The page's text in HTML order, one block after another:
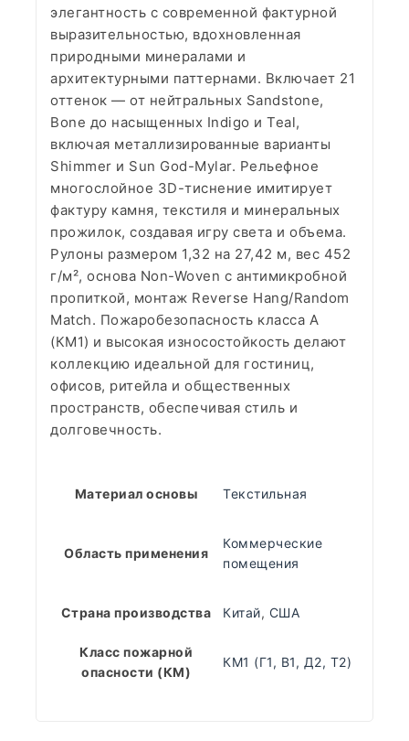
элегантность с современной фактурной
выразительностью, вдохновленная
природными минералами и
архитектурными паттернами. Включает 21
оттенок — от нейтральных Sandstone,
Bone до насыщенных Indigo и Teal,
включая металлизированные варианты
Shimmer и Sun God-Mylar. Рельефное
многослойное 3D-тиснение имитирует
фактуру камня, текстиля и минеральных
прожилок, создавая игру света и объема.
Рулоны размером 1,32 на 27,42 м, вес 452
г/м², основа Non-Woven с антимикробной
пропиткой, монтаж Reverse Hang/Random
Match. Пожаробезопасность класса А
(КМ1) и высокая износостойкость делают
коллекцию идеальной для гостиниц,
офисов, ритейла и общественных
пространств, обеспечивая стиль и
долговечность.
Материал основы Текстильная
Область применения
Коммерческие
помещения
Страна производства Китай, США
Класс пожарной
опасности (КМ)
КМ1 (Г1, В1, Д2, Т2)